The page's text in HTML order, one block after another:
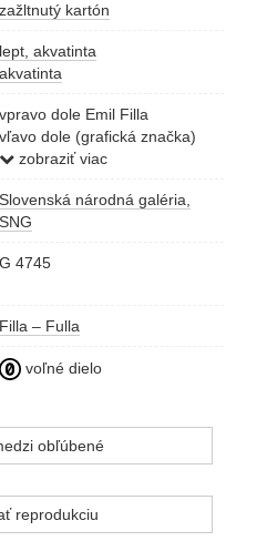
zažltnutý kartón
lept, akvatinta
akvatinta
vpravo dole Emil Filla
vľavo dole (grafická značka)
EF zobraziť viac
Slovenská národná galéria,
SNG
G 4745
Filla – Fulla
voľné dielo
obľúbené
reprodukciu